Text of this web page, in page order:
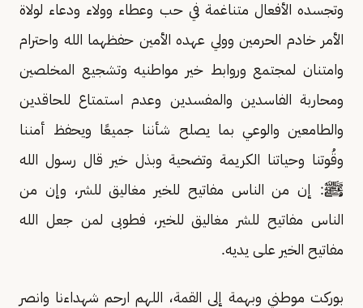
وتجسده الأفعال متناغمة في حب وعطاء وولاء ودعاء لولاة
الأمر خادم الحرمين وولي عهده الأمين حفظهما الله واحترام
وامتنان لمجتمع وروابط خير مواطنيه وتشجيع المخلصين
ومحاربة الفاسدين والمفسدين وعدم استمتاع للحاقدين
والطامعين والوعي بما يصلح شأننا جميعًا ويحفظ أمننا
وقُوتنا وحياتنا الكريمة وتضحية وبذل خير قال رسول الله
ﷺ: إن من الناس مفاتيح للخير مغاليق للشر، وإن من
الناس مفاتيح للشر مغاليق للخير، فطوبى لمن جعل الله
مفاتيح الخير على يديه.
بوركت موطني وبهمة إلى القمة، اللهم ارحم شهداءنا وانصر